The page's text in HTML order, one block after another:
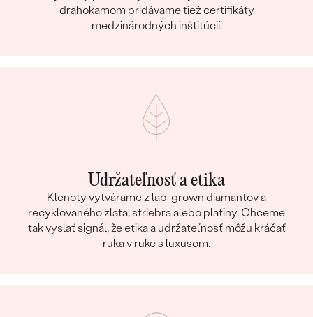
drahokamom pridávame tiež certifikáty
medzinárodných inštitúcií.
Udržateľnosť a etika
Klenoty vytvárame z lab-grown diamantov a
recyklovaného zlata, striebra alebo platiny. Chceme
tak vyslať signál, že etika a udržateľnosť môžu kráčať
ruka v ruke s luxusom.